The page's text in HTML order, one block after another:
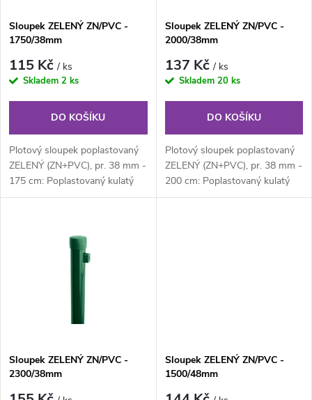
p
r
o
d
u
s
p
r
d
u
Sloupek ZELENÝ ZN/PVC -
1750/38mm
115 Kč/ ks
Skladem 2 ks
DO KOŠÍKU
Plotový sloupek poplastovaný
ZELENÝ (ZN+PVC), pr. 38 mm -
175 cm: Poplastovaný kulatý
plotový sloupek průměru 38
Sloupek ZELENÝ ZN/PVC -
2000/38mm
137 Kč/ ks
Skladem 20 ks
DO KOŠÍKU
Plotový sloupek poplastovaný
ZELENÝ (ZN+PVC), pr. 38 mm -
200 cm: Poplastovaný kulatý
plotový sloupek průměru 38
Sloupek ZELENÝ ZN/PVC -
2300/38mm
Sloupek ZELENÝ ZN/PVC -
1500/48mm